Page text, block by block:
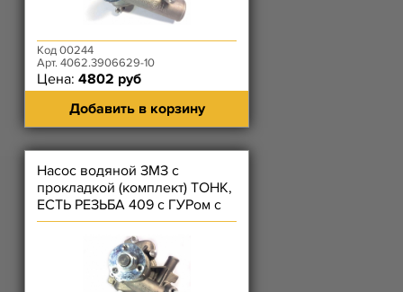
Код 00244
Арт. 4062.3906629-10
Цена: 4802 руб
Добавить в корзину
Насос водяной ЗМЗ с
прокладкой (комплект) ТОНК,
ЕСТЬ РЕЗЬБА 409 с ГУРом с
01.2009